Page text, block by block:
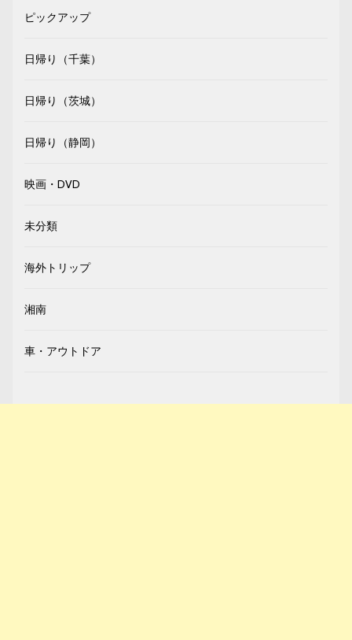
ピックアップ
日帰り（千葉）
日帰り（茨城）
日帰り（静岡）
映画・DVD
未分類
海外トリップ
湘南
車・アウトドア